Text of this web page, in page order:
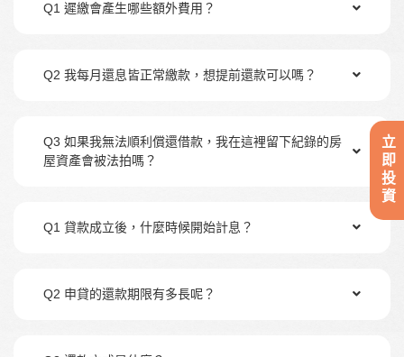
Q1 遲繳會產生哪些額外費用？
Q2 我每月還息皆正常繳款，想提前還款可以嗎？
Q3 如果我無法順利償還借款，我在這裡留下紀錄的房
屋資產會被法拍嗎？
Q1 貸款成立後，什麼時候開始計息？
Q2 申貸的還款期限有多長呢？
立即投資